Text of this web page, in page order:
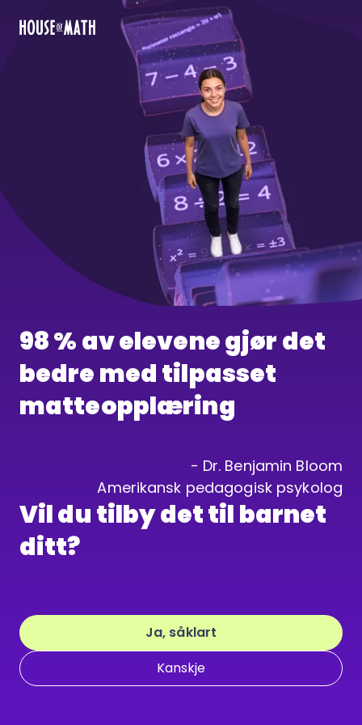
98 % av elevene gjør det
bedre med tilpasset
matteopplæring
- Dr. Benjamin Bloom
Amerikansk pedagogisk psykolog
Vil du tilby det til barnet
ditt?
Ja, såklart
Kanskje